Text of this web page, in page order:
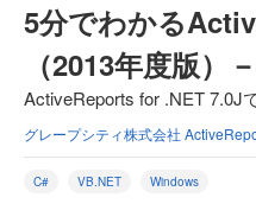
5分でわかる
（2013年度版）
ActiveReports for .NET 7.0J
グレープシティ株式会社
C# VB.NET Windows